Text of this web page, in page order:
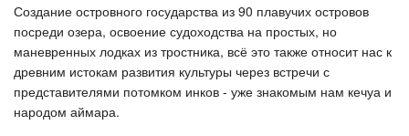
Создание островного государства из 90 плавучих островов
посреди озера, освоение судоходства на простых, но
маневренных лодках из тростника, всё это также относит нас к
древним истокам развития культуры через встречи с
представителями потомком инков - уже знакомым нам кечуа и
народом аймара.